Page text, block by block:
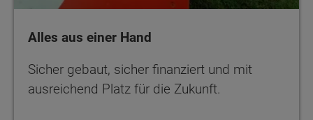
Alles aus einer Hand
Sicher gebaut, sicher finanziert und mit
ausreichend Platz für die Zukunft.